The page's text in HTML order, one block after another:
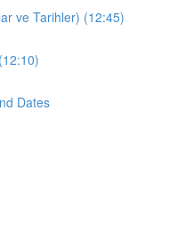
ve Tarihler) (12:45)
Dates